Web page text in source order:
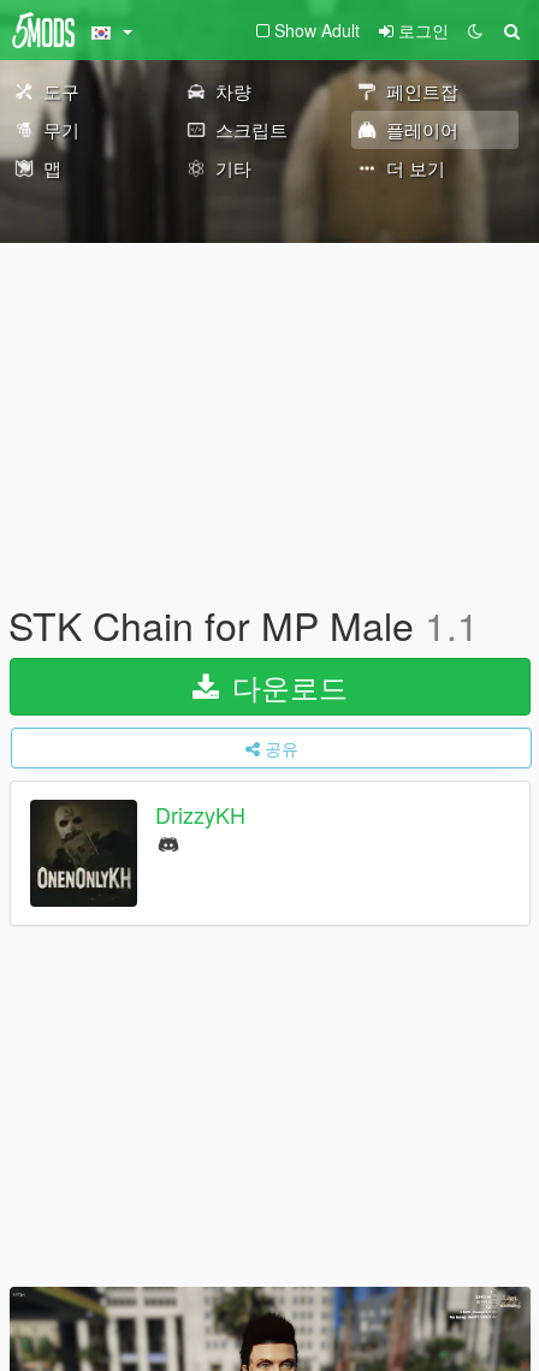
Show Adult 로그인
도구 차량
페인트잡
무기
스크립트
플레이어
맵
기타 더 보기
STK Chain for MP Male 1.1
다운로드
공유
DrizzyKH